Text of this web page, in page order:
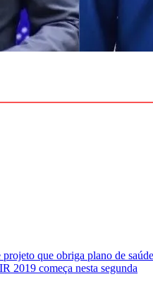
que obriga plano de
2019 começa nesta segunda